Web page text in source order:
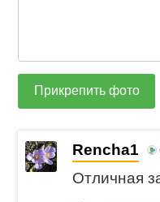
Прикрепить фото
Rencha1
Отличная